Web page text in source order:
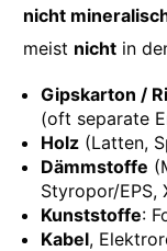
nicht
meist nicht in
Gipskarton /
(oft separate
Holz (Latten,
Dämmstoffe
Styropor/EPS,
Kunststoffe:
Kabel,